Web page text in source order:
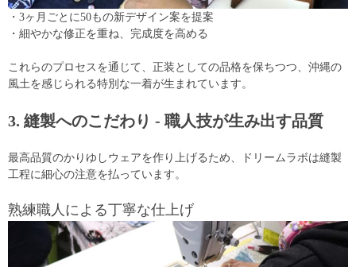
・3ヶ月ごとに50もの新デザイン案を提案
・細やかな修正を重ね、完成度を高める
これらのプロセスを通じて、正装としての品格を保ちつつ、沖縄の
風土を感じられる特別な一着が生まれています。
3. 縫製へのこだわり - 職人技が生み出す品質
最高品質のかりゆしウェアを作り上げるため、ドリームラボは縫製
工程に細心の注意を払っています。
熟練職人による丁寧な仕上げ